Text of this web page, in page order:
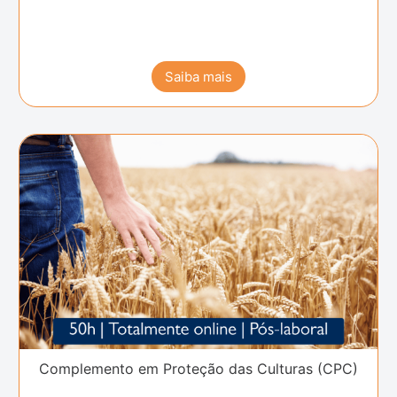
Saiba mais
Complemento em Proteção das Culturas (CPC)